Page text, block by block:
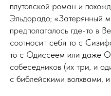
плутовской роман и
Эльдорадо; «Затерянный
предполагалось где-то в
соотносит себя то с
то с Одиссеем или даже
собеседников (их три, и
с библейскими волхвами,